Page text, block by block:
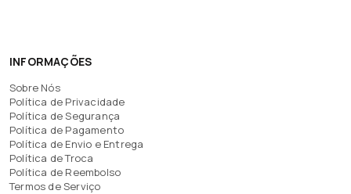
INFORMAÇÕES
Sobre Nós
Política de Privacidade
Política de Segurança
Política de Pagamento
Política de Envio e Entrega
Política de Troca
Política de Reembolso
Termos de Serviço